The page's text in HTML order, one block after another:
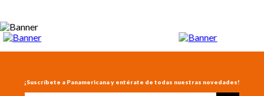
¡Suscríbete a Panamericana y entérate de todas nuestras novedades!